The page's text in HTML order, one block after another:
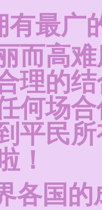
有最广
而高
理的
何场
平民
！
各国